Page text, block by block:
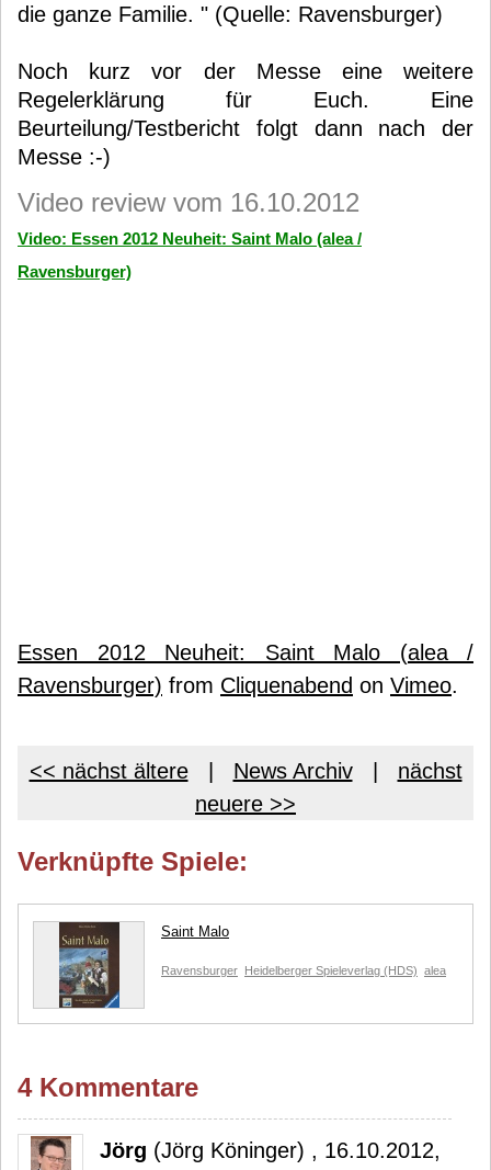
die ganze Familie. " (Quelle: Ravensburger)
Noch kurz vor der Messe eine weitere
Regelerklärung für Euch. Eine
Beurteilung/Testbericht folgt dann nach der
Messe :-)
Video review vom 16.10.2012
Video: Essen 2012 Neuheit: Saint Malo (alea /
Ravensburger)
Essen 2012 Neuheit: Saint Malo (alea /
Ravensburger) from Cliquenabend on Vimeo.
<< nächst ältere| News Archiv| nächst
neuere >>
Verknüpfte Spiele:
Saint Malo
Ravensburger Heidelberger Spieleverlag (HDS) alea
4 Kommentare
Jörg (Jörg Köninger) , 16.10.2012,